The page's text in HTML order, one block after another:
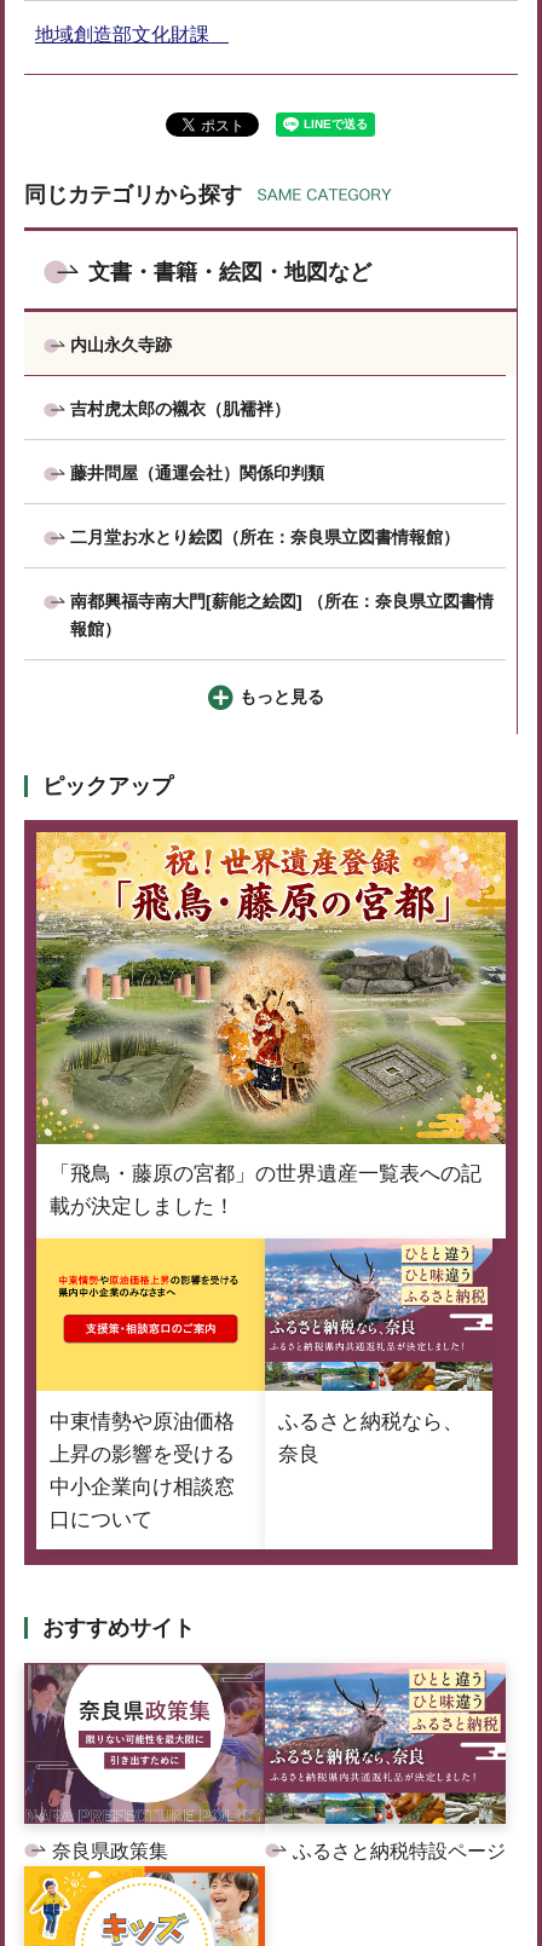
地域創造部文化財課
同じカテゴリから探す
文書・書籍・絵図・地図など
内山永久寺跡
吉村虎太郎の襯衣（肌襦袢）
藤井問屋（通運会社）関係印判類
二月堂お水とり絵図（所在：奈良県立図書情報館）
南都興福寺南大門[薪能之絵図] （所在：奈良県立図書情
報館）
もっと見る
ピックアップ
「飛鳥・藤原の宮都」の世界遺産一覧表への記
載が決定しました！
中東情勢や原油価格
上昇の影響を受ける
中小企業向け相談窓
口について
ふるさと納税なら、
奈良
おすすめサイト
奈良県政策集 ふるさと納税特設ページ